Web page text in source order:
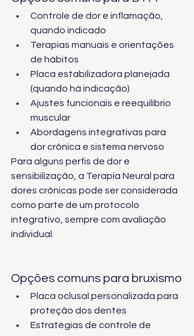
Controle de dor e inflamação,
quando indicado
Terapias manuais e orientações
de hábitos
Placa estabilizadora planejada
(quando há indicação)
Ajustes funcionais e reequilíbrio
muscular
Abordagens integrativas para
dor crônica e sistema nervoso
Para alguns perfis de dor e
sensibilização, a Terapia Neural para
dores crônicas pode ser considerada
como parte de um protocolo
integrativo, sempre com avaliação
individual.
Opções comuns para bruxismo
Placa oclusal personalizada para
proteção dos dentes
Estratégias de controle de